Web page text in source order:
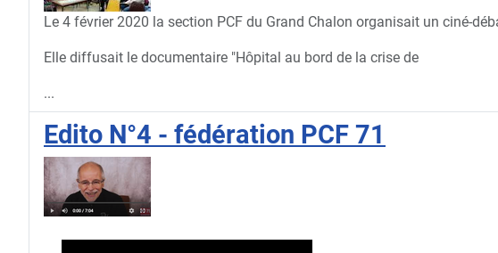
Le 4 février 2020 la section PCF du Grand Chalon organisait un ciné-
Elle diffusait le documentaire "Hôpital au bord de la crise de
...
Edito N°4 - fédération PCF 71